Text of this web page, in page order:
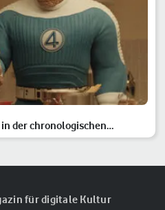
der chronologischen
für digitale Kultur